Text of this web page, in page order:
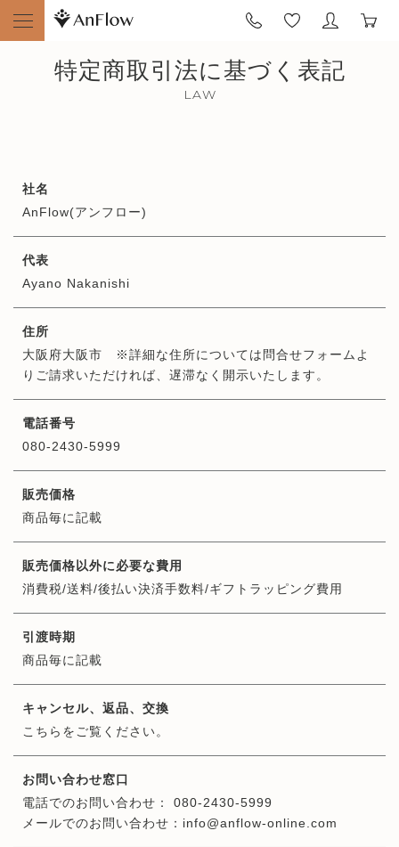
特定商取引法に基づく表記
LAW
社名
AnFlow(アンフロー)
代表
Ayano Nakanishi
住所
大阪府大阪市 ※詳細な住所については問合せフォームよ
りご請求いただければ、遅滞なく開示いたします。
電話番号
080-2430-5999
販売価格
商品毎に記載
販売価格以外に必要な費用
消費税/送料/後払い決済手数料/ギフトラッピング費用
引渡時期
商品毎に記載
キャンセル、返品、交換
こちらをご覧ください。
お問い合わせ窓口
電話でのお問い合わせ： 080-2430-5999
メールでのお問い合わせ：info@anflow-online.com